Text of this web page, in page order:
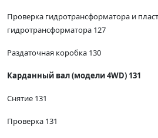
Проверка гидротрансформатора и
гидротрансформатора 127
Раздаточная коробка 130
Карданный вал (модели 4WD) 131
Снятие 131
Проверка 131